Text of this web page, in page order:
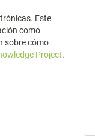
Este
como
sobre cómo
Project.